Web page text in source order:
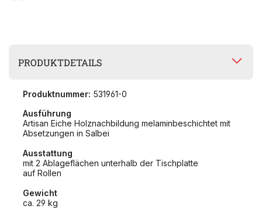
PRODUKTDETAILS
Produktnummer: 531961-0
Ausführung
Artisan Eiche Holznachbildung melaminbeschichtet mit
Absetzungen in Salbei
Ausstattung
mit 2 Ablageflächen unterhalb der Tischplatte
auf Rollen
Gewicht
ca. 29 kg